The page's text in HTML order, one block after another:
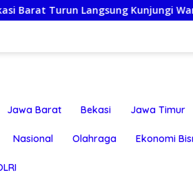
Kunjungi Warga Sakit dan
Jawa Barat Bekasi Jawa Timur
Nasional Olahraga Ekonomi